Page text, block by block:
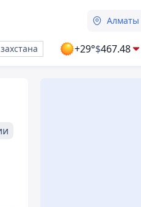
Алматы
+29°$467.48